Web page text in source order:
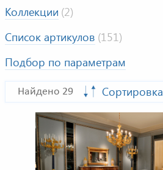
Коллекции (2)
Список артикулов (151)
Подбор по параметрам
Найдено 29 Сортировка